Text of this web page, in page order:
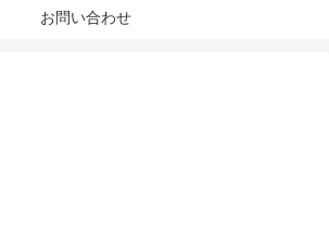
お問い合わせ